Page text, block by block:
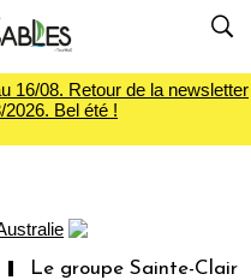
16/08. Retour de la newsletter
2026. Bel été !
groupe Sainte-Claire